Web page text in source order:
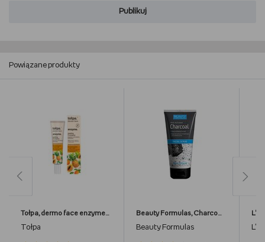
Publikuj
Powiązane produkty
Tołpa, dermo face enzyme, peeling 3 enzymy, 40 ml
Tołpa
Beauty Formulas, Charcoal, peeling do twarzy głęboko oczyszczający z aktywnym węglem, 150 ml
Beauty Formulas